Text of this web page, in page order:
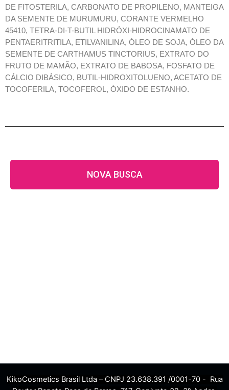
DE FITOSTERILA, CARBONATO DE PROPILENO, MANTEIGA
DA SEMENTE DE MURUMURU, CORANTE VERMELHO
45410, TETRA-DI-T-BUTIL HIDRÓXI-HIDROCINAMATO DE
PENTAERITRITILA, ETILVANILINA, ÓLEO DE SOJA, ÓLEO DA
SEMENTE DE CARTHAMUS TINCTORIUS, EXTRATO DO
FRUTO DE MAMÃO, EXTRATO DE BABOSA, FOSFATO DE
CÁLCIO DIBÁSICO, BUTIL-HIDROXITOLUENO, ACETATO DE
TOCOFERILA, TOCOFEROL, ÓXIDO DE ESTANHO.
NOVA BUSCA
KikoCosmetics Brasil Ltda – CNPJ 23.638.391 /0001-70 - Rua